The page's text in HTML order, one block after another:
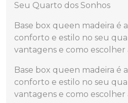
Seu Quarto dos Sonhos
Base box queen madeira é
conforto e estilo no seu
vantagens e como escolher
Base box queen madeira é
conforto e estilo no seu
vantagens e como escolher